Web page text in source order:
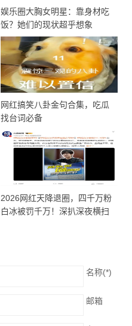
娱乐圈大胸女明星：靠身材吃
饭？她们的现状超乎想象
网红搞笑八卦金句合集，吃瓜
找台词必备
2026网红天降退圈，四千万粉
白冰被罚千万！深扒深夜横扫
名称(*)
邮箱